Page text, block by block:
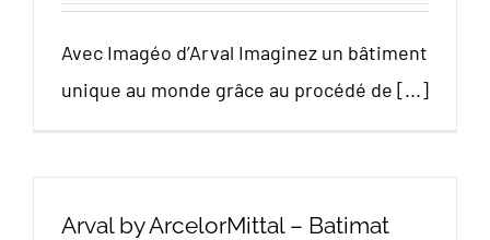
Avec Imagéo d’Arval Imaginez un bâtiment
unique au monde grâce au procédé de [...]
Arval by ArcelorMittal – Batimat